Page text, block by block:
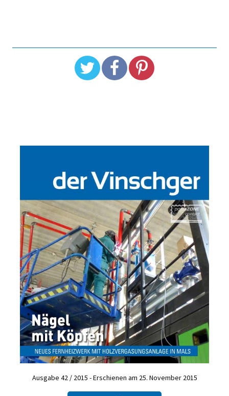
Ausgabe 42 / 2015 - Erschienen am 25. November 2015